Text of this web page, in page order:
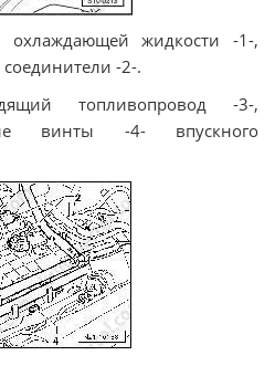
жидкости -1-,
-2-.
топливопровод -3-,
винты -4- впускного